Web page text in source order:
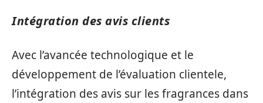
Intégration des avis clients
Avec l’avancée technologique et le
développement de l’évaluation clientele,
l’intégration des avis sur les fragrances dans